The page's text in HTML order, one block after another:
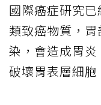
國際癌症研究
類致癌物質，
染，會造成胃
破壞胃表層細胞